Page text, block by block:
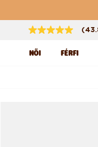
NŐI FÉRFI